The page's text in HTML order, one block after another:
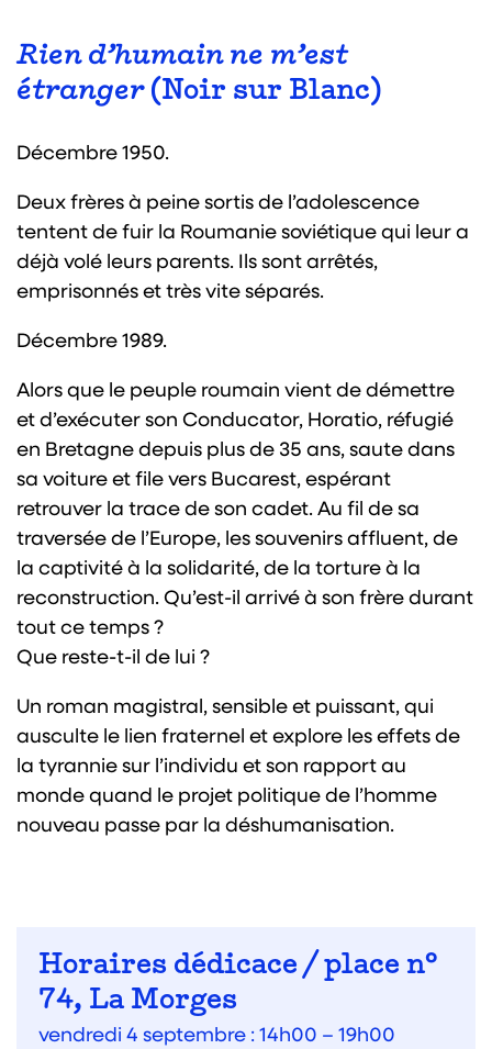
Rien d’humain ne m’est
étranger(Noir sur Blanc)
Décembre 1950.
Deux frères à peine sortis de l’adolescence
tentent de fuir la Roumanie soviétique qui leur a
déjà volé leurs parents. Ils sont arrêtés,
emprisonnés et très vite séparés.
Décembre 1989.
Alors que le peuple roumain vient de démettre
et d’exécuter son Conducator, Horatio, réfugié
en Bretagne depuis plus de 35 ans, saute dans
sa voiture et file vers Bucarest, espérant
retrouver la trace de son cadet. Au fil de sa
traversée de l’Europe, les souvenirs affluent, de
la captivité à la solidarité, de la torture à la
reconstruction. Qu’est-il arrivé à son frère durant
tout ce temps ?
Que reste-t-il de lui ?
Un roman magistral, sensible et puissant, qui
ausculte le lien fraternel et explore les effets de
la tyrannie sur l’individu et son rapport au
monde quand le projet politique de l’homme
nouveau passe par la déshumanisation.
Horaires dédicace / place n°
74, La Morges
vendredi 4 septembre : 14h00 – 19h00